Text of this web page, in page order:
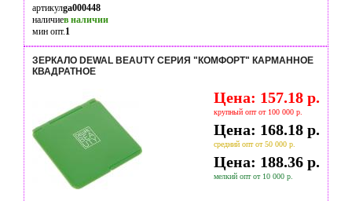
артикулga000448
наличиев наличии
мин опт.1
ЗЕРКАЛО DEWAL BEAUTY СЕРИЯ "КОМФОРТ" КАРМАННОЕ
КВАДРАТНОЕ
Цена: 157.18 р.
крупный опт от 100 000 р.
Цена: 168.18 р.
средний опт от 50 000 р.
Цена: 188.36 р.
мелкий опт от 10 000 р.